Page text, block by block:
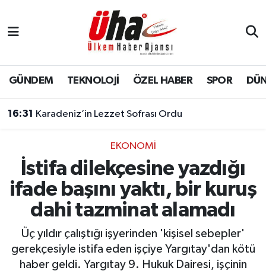
GÜNDEM TEKNOLOJİ ÖZEL HABER SPOR
16:31 Karadeniz’in Lezzet Sofrası Ordu
EKONOMİ
İstifa dilekçesine yazdığı
ifade başını yaktı, bir kuruş
dahi tazminat alamadı
Üç yıldır çalıştığı işyerinden 'kişisel sebepler'
gerekçesiyle istifa eden işçiye Yargıtay'dan kötü
haber geldi. Yargıtay 9. Hukuk Dairesi, işçinin
İstanbul Nöbetçi Eczaneler
İstanbul Hava Durumu
Süper Lig Puan Durumu ve Fikstür
Tüm Manşetler
Haber Arşivi